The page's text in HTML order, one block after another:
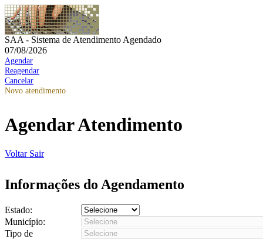
SAA - Sistema de Atendimento Agendado
07/08/2026
Agendar
Reagendar
Cancelar
Novo atendimento
Agendar Atendimento
Voltar Sair
Informações do Agendamento
Estado:
Município:
Tipo de